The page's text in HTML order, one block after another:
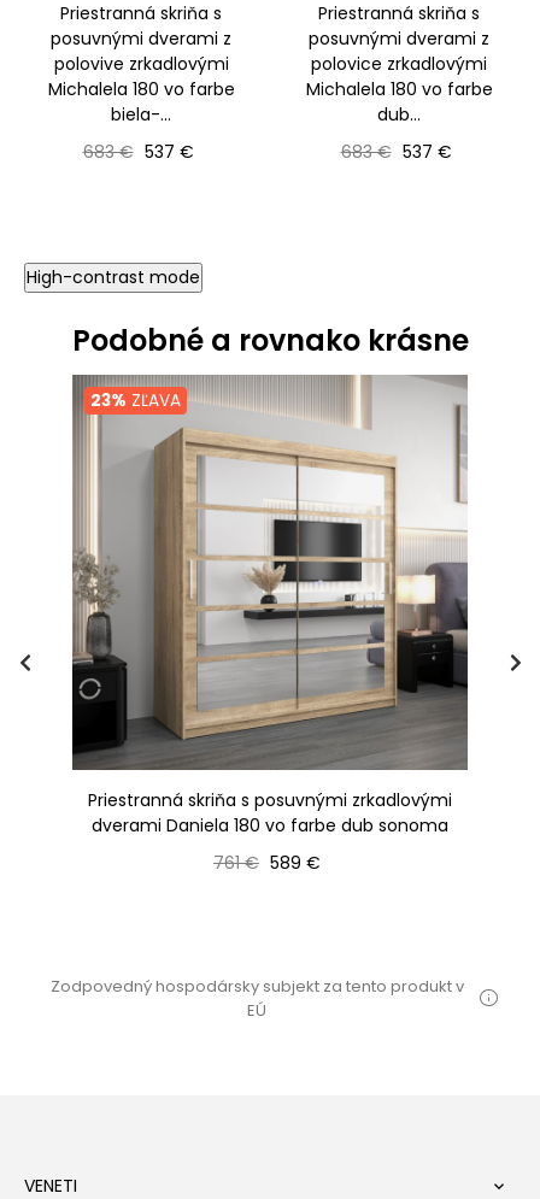
Priestranná skriňa s
posuvnými dverami z
polovive zrkadlovými
Michalela 180 vo farbe
biela-...
Bežná cena
683 € Cena
537 €
Priestranná skriňa s
posuvnými dverami z
polovice zrkadlovými
Michalela 180 vo farbe
dub...
Bežná cena
683 € Cena
537 €
High-contrast mode
Podobné a rovnako krásne
23% ZĽAVA
Priestranná skriňa s posuvnými zrkadlovými
dverami Daniela 180 vo farbe dub sonoma
Bežná cena
761 € Cena
589 €
Zodpovedný hospodársky subjekt za tento produkt v
EÚ
VENETI 